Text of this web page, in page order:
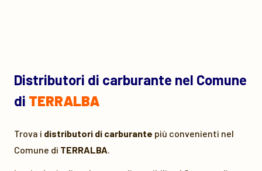
Distributori di carburante nel Comune
di TERRALBA
Trova i distributori di carburante più convenienti nel
Comune di TERRALBA.